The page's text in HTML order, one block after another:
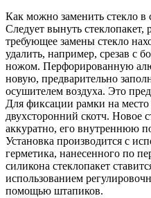
Как можно заменить стекло в
Следует вынуть стеклопакет,
требующее замены стекло
удалить, например, срезав с
ножом. Перфорированную
новую, предварительно
осушителем воздуха. Это
Для фиксации рамки на
двухсторонний скотч. Новое
аккуратно, его внутреннюю
Установка производится с
герметика, нанесенного по
силикона стеклопакет
использованием
помощью штапиков.